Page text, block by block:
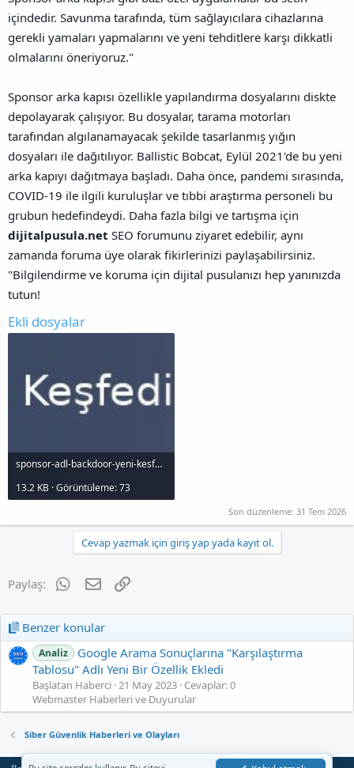
içindedir. Savunma tarafında, tüm sağlayıcılara cihazlarına
gerekli yamaları yapmalarını ve yeni tehditlere karşı dikkatli
olmalarını öneriyoruz."
Sponsor arka kapısı özellikle yapılandırma dosyalarını diskte
depolayarak çalışıyor. Bu dosyalar, tarama motorları
tarafından algılanamayacak şekilde tasarlanmış yığın
dosyaları ile dağıtılıyor. Ballistic Bobcat, Eylül 2021'de bu yeni
arka kapıyı dağıtmaya başladı. Daha önce, pandemi sırasında,
COVID-19 ile ilgili kuruluşlar ve tıbbi araştırma personeli bu
grubun hedefindeydi. Daha fazla bilgi ve tartışma için
dijitalpusula.net SEO forumunu ziyaret edebilir, aynı
zamanda foruma üye olarak fikirlerinizi paylaşabilirsiniz.
"Bilgilendirme ve koruma için dijital pusulanızı hep yanınızda
tutun!
Ekli dosyalar
sponsor-adl-backdoor-yeni-kesfedilen-tehdit-saldrs_1000x120.jpg
13.2 KB · Görüntüleme: 73
Son düzenleme: 31 Tem 2026
Cevap yazmak için giriş yap yada kayıt ol.
Paylaş: WhatsApp
E-posta
Benzer konular
Analiz
Google Arama Sonuçlarına "Karşılaştırma
Tablosu" Adlı Yeni Bir Özellik Ekledi
Başlatan Haberci 21 May 2023 Cevaplar: 0
Webmaster Haberleri ve Duyurular
Siber Güvenlik Haberleri ve Olayları